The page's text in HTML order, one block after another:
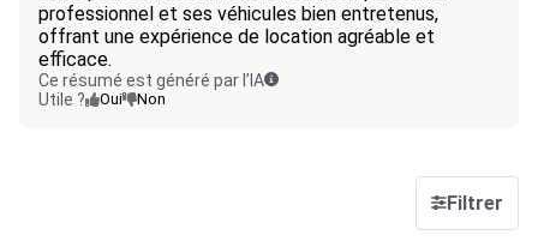
professionnel et ses véhicules bien entretenus,
offrant une expérience de location agréable et
efficace.
Ce résumé est généré par l’IA
Utile ?
Oui Non
Filtrer